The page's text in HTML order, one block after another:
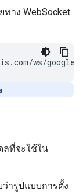
าง WebSocket
ลที่จะใช้ใน
ารูปแบบการตั้ง